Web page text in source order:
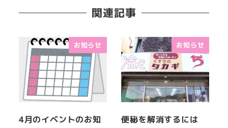
関連記事
お知らせ
4月のイベントのお知
お知らせ
便秘を解消するには